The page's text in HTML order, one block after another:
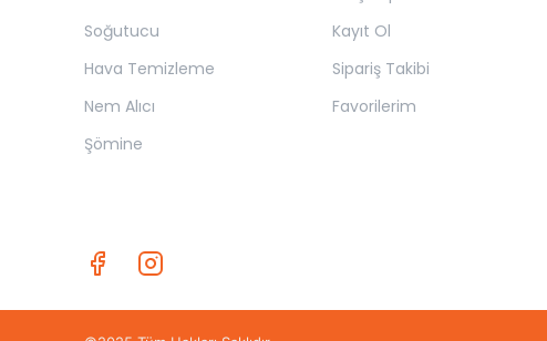
Soğutucu
Hava Temizleme
Nem Alıcı
Şömine
Kayıt Ol
Sipariş Takibi
Favorilerim